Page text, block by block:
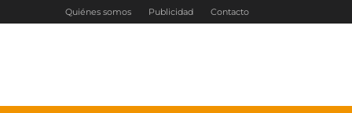
Quiénes somos Publicidad Contacto